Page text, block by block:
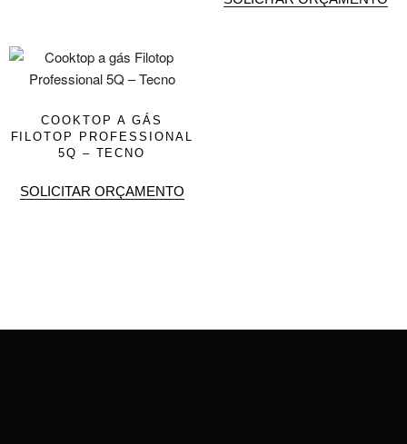
COOKTOP A GÁS
FILOTOP PROFESSIONAL
5Q – TECNO
SOLICITAR ORÇAMENTO